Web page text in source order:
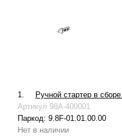
1.
Ручной стартер в
Артикул 98A-400001
Паркод: 9.8F-01.01.00.00
Нет в наличии